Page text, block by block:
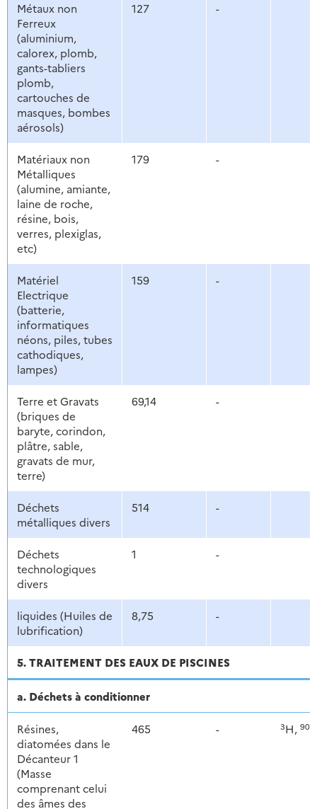
Métaux non
Ferreux
(aluminium,
calorex, plomb,
gants-tabliers
plomb,
cartouches de
masques, bombes
aérosols)
127 -
Matériaux non
Métalliques
(alumine, amiante,
laine de roche,
résine, bois,
verres, plexiglas,
etc)
179 -
Matériel
Electrique
(batterie,
informatiques
néons, piles, tubes
cathodiques,
lampes)
159 -
Terre et Gravats
(briques de
baryte, corindon,
plâtre, sable,
gravats de mur,
terre)
69,14 -
Déchets
métalliques divers
514 -
Déchets
technologiques
divers
1 -
liquides (Huiles de
lubrification)
8,75 -
5. TRAITEMENT DES EAUX DE PISCINES
a. Déchets à conditionner
Résines,
diatomées dans le
Décanteur 1
(Masse
comprenant celui
des âmes des
465 - 3H, 90